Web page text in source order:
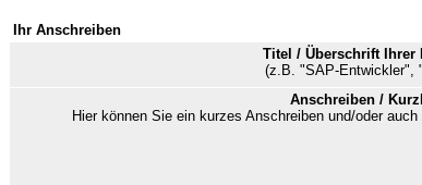
Ihr Anschreiben
Titel / Überschrift Ihrer
(z.B. "SAP-Entwickler",
Anschreiben /
Hier können Sie ein kurzes Anschreiben und/oder